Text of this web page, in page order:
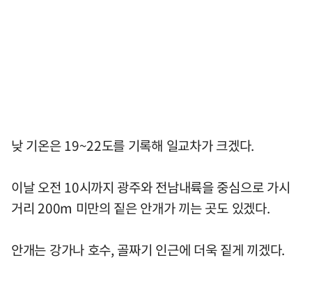
낮 기온은 19~22도를 기록해 일교차가 크겠다.
이날 오전 10시까지 광주와 전남내륙을 중심으로 가시
거리 200m 미만의 짙은 안개가 끼는 곳도 있겠다.
안개는 강가나 호수, 골짜기 인근에 더욱 짙게 끼겠다.